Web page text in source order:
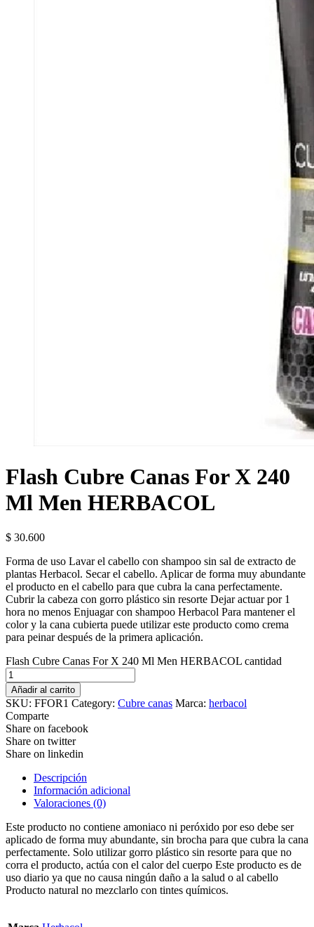
Flash Cubre Canas For X 240
Ml Men HERBACOL
$ 30.600
Forma de uso Lavar el cabello con shampoo sin sal de extracto de
plantas Herbacol. Secar el cabello. Aplicar de forma muy abundante
el producto en el cabello para que cubra la cana perfectamente.
Cubrir la cabeza con gorro plástico sin resorte Dejar actuar por 1
hora no menos Enjuagar con shampoo Herbacol Para mantener el
color y la cana cubierta puede utilizar este producto como crema
para peinar después de la primera aplicación.
Flash Cubre Canas For X 240 Ml Men HERBACOL cantidad
Añadir al carrito
SKU: FFOR1 Category: Cubre canas Marca: herbacol
Comparte
Share on facebook
Share on twitter
Share on linkedin
Descripción
Información adicional
Valoraciones (0)
Este producto no contiene amoniaco ni peróxido por eso debe ser
aplicado de forma muy abundante, sin brocha para que cubra la cana
perfectamente. Solo utilizar gorro plástico sin resorte para que no
corra el producto, actúa con el calor del cuerpo Este producto es de
uso diario ya que no causa ningún daño a la salud o al cabello
Producto natural no mezclarlo con tintes químicos.